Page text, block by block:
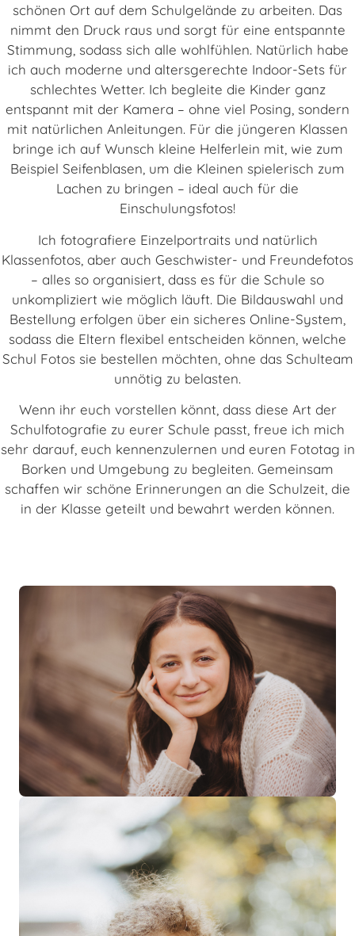
schönen Ort auf dem Schulgelände zu arbeiten. Das
nimmt den Druck raus und sorgt für eine entspannte
Stimmung, sodass sich alle wohlfühlen. Natürlich habe
ich auch moderne und altersgerechte Indoor-Sets für
schlechtes Wetter. Ich begleite die Kinder ganz
entspannt mit der Kamera – ohne viel Posing, sondern
mit natürlichen Anleitungen. Für die jüngeren Klassen
bringe ich auf Wunsch kleine Helferlein mit, wie zum
Beispiel Seifenblasen, um die Kleinen spielerisch zum
Lachen zu bringen – ideal auch für die
Einschulungsfotos!
Ich fotografiere Einzelportraits und natürlich
Klassenfotos, aber auch Geschwister- und Freundefotos
– alles so organisiert, dass es für die Schule so
unkompliziert wie möglich läuft. Die Bildauswahl und
Bestellung erfolgen über ein sicheres Online-System,
sodass die Eltern flexibel entscheiden können, welche
Schul Fotos sie bestellen möchten, ohne das Schulteam
unnötig zu belasten.
Wenn ihr euch vorstellen könnt, dass diese Art der
Schulfotografie zu eurer Schule passt, freue ich mich
sehr darauf, euch kennenzulernen und euren Fototag in
Borken und Umgebung zu begleiten. Gemeinsam
schaffen wir schöne Erinnerungen an die Schulzeit, die
in der Klasse geteilt und bewahrt werden können.